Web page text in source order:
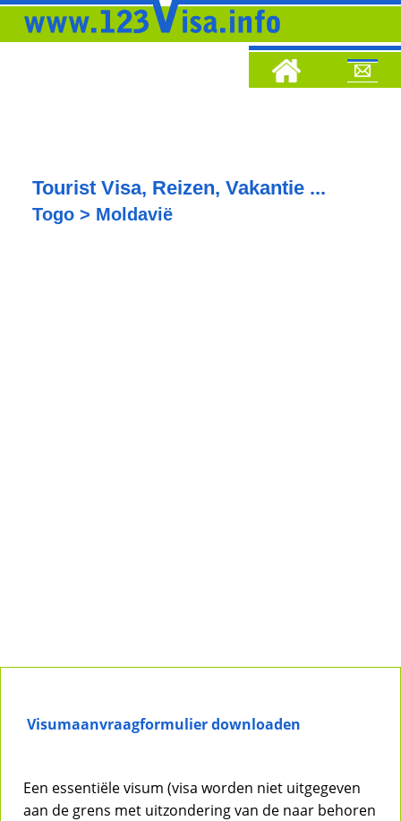
Tourist Visa, Reizen, Vakantie ...
Togo > Moldavië
Visumaanvraagformulier downloaden
Een essentiële visum (visa worden niet uitgegeven
aan de grens met uitzondering van de naar behoren